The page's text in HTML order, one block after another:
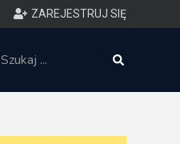
ZAREJESTRUJ SIĘ